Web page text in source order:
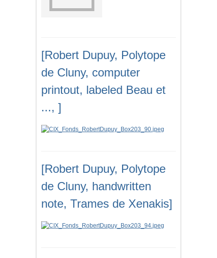
[Robert Dupuy, Polytope
de Cluny, computer
printout, labeled Beau et
..., ]
[Robert Dupuy, Polytope
de Cluny, handwritten
note, Trames de Xenakis]